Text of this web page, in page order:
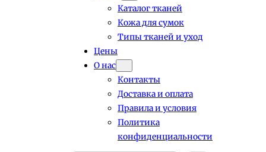
Каталог тканей
Кожа для сумок
Типы тканей и уход
Цены
О нас
Контакты
Доставка и оплата
Правила и условия
Политика
конфиденциальности